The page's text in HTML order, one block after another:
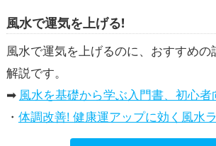
（健
康
運）
KURARA
の
風水で運気を上げる!
風水で運気を上げるのに、おすすめ
解説です。
➡ 風水を基礎から学ぶ入門書、初心者向
・ 体調改善! 健康運アップに効く風水ラッキーカラー5選、効